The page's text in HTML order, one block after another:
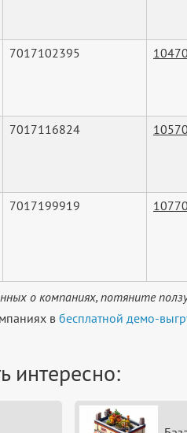
7017102395
7017116824
7017199919
о компаниях, потяните
в бесплатной демо-
интересно: